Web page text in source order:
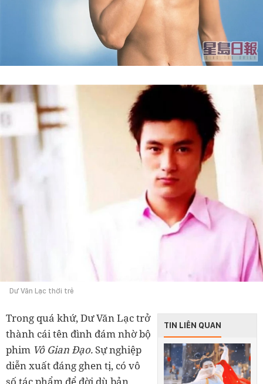
Dư Văn Lạc thời trẻ
TIN LIÊN QUAN
Trong quá khứ, Dư Văn Lạc trở
thành cái tên đình đám nhờ bộ
phim Vô Gian Đạo.Sự nghiệp
diễn xuất đáng ghen tị, có vô
số tác phẩm để đời dù bản